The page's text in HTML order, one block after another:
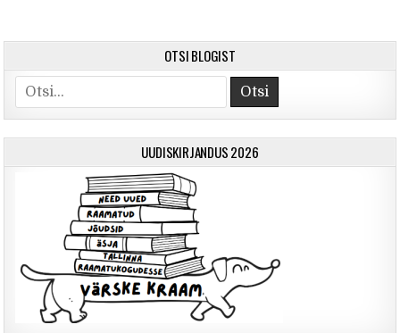
OTSI BLOGIST
Otsi
UUDISKIRJANDUS 2026